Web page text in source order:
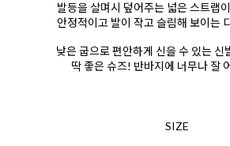
발등을 살며시 덮어주는 넓은 스트랩
안정적이고 발이 작고 슬림해 보이는
낮은 굽으로 편안하게 신을 수 있는 신
딱 좋은 슈즈! 반바지에 너무나 잘
SIZE